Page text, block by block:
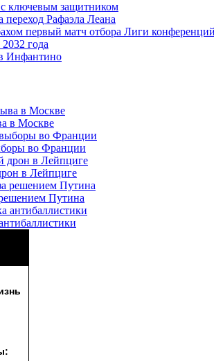
ключевым защитником
переход Рафаэла Леана
первый матч отбора Лиги конференций
года
Инфантино
в Москве
во Франции
в Лейпциге
Путина